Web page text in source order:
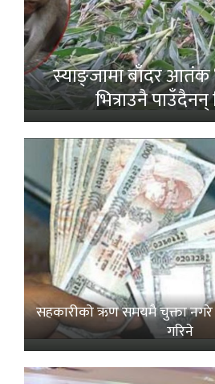
स्याङ्जामा बाँदर आतंक
भित्राउनै
सहकारीको ऋण समयमै चुक्ता नगरे
गरिने